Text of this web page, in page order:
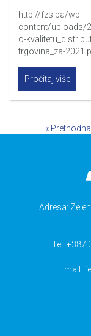
http://fzs.ba/wp-
content/uploads/
o-
trgovina_za-
Pročitaj više
« Prethodna
Adresa:
Tel: +387
Email: